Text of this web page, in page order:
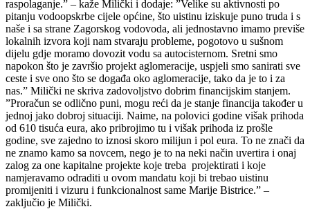
raspolaganje.” – kaže Milički i dodaje: ”Velike su aktivnosti po
pitanju vodoopskrbe cijele općine, što uistinu iziskuje puno truda i s
naše i sa strane Zagorskog vodovoda, ali jednostavno imamo previše
lokalnih izvora koji nam stvaraju probleme, pogotovo u sušnom
dijelu gdje moramo dovozit vodu sa autocisternom. Sretni smo
napokon što je završio projekt aglomeracije, uspjeli smo sanirati sve
ceste i sve ono što se događa oko aglomeracije, tako da je to i za
nas.” Milički ne skriva zadovoljstvo dobrim financijskim stanjem.
”Proračun se odlično puni, mogu reći da je stanje financija također u
jednoj jako dobroj situaciji. Naime, na polovici godine višak prihoda
od 610 tisuća eura, ako pribrojimo tu i višak prihoda iz prošle
godine, sve zajedno to iznosi skoro milijun i pol eura. To ne znači da
ne znamo kamo sa novcem, nego je to na neki način uvertira i onaj
zalog za one kapitalne projekte koje treba projektirati i koje
namjeravamo odraditi u ovom mandatu koji bi trebao uistinu
promijeniti i vizuru i funkcionalnost same Marije Bistrice.” –
zaključio je Milički.